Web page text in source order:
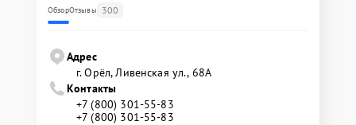
ОбзорОтзывы 300
Адрес
г. Орёл, Ливенская ул., 68А
Контакты
+7 (800) 301-55-83
+7 (800) 301-55-83